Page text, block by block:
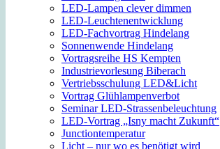
LED-Lampen clever dimmen
LED-Leuchtenentwicklung
LED-Fachvortrag Hindelang
Sonnenwende Hindelang
Vortragsreihe HS Kempten
Industrievorlesung Biberach
Vertriebsschulung LED&Licht
Vortrag Glühlampenverbot
Seminar LED-Strassenbeleuchtung
LED-Vortrag „Isny macht Zukunft“
Junctiontemperatur
Licht – nur wo es benötigt wird